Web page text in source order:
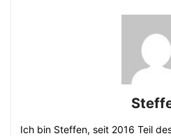
Ich bin Steffen, seit 2016 Teil